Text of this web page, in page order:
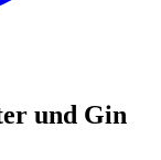
und Gin